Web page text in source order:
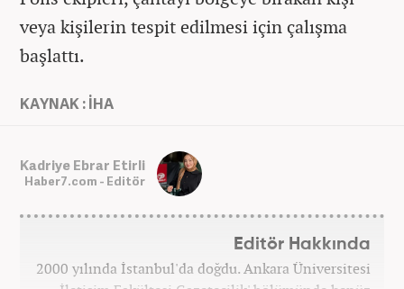
veya kişilerin tespit edilmesi için çalışma
başlattı.
KAYNAK : İHA
Kadriye Ebrar Etirli
Haber7.com - Editör
Editör Hakkında
2000 yılında İstanbul'da doğdu. Ankara Üniversitesi